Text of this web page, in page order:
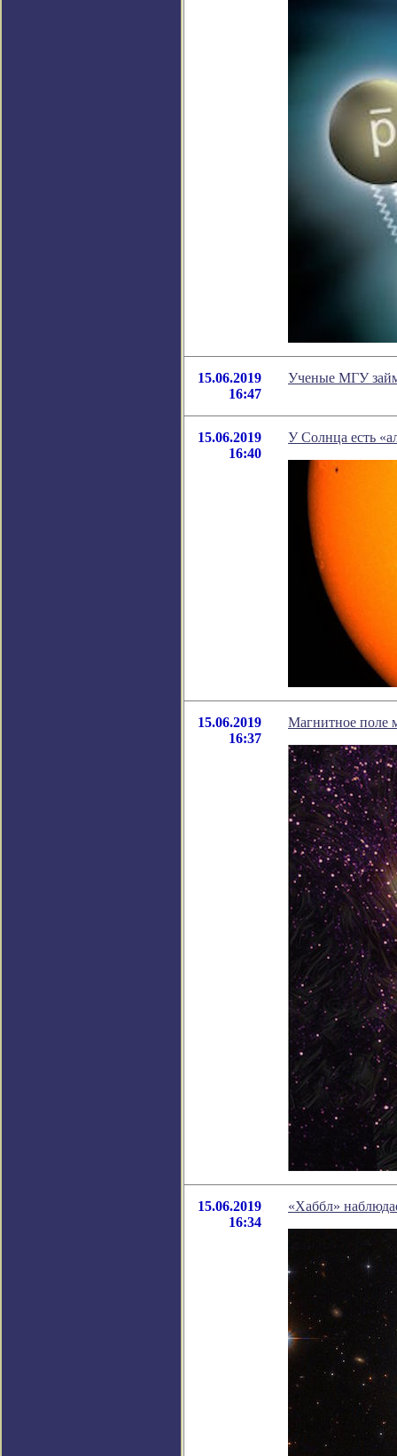
15.06.2019
16:47
Ученые МГУ
15.06.2019
16:40
У Солнца есть
15.06.2019
16:37
Магнитное поле
15.06.2019
16:34
«Хаббл»